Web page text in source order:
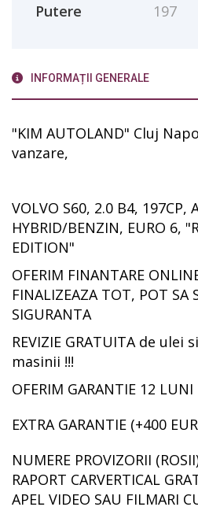
Putere
197
INFORMAȚII GENERALE
"KIM AUTOLAND" Cluj
vanzare,
VOLVO S60, 2.0 B4, 197CP,
HYBRID/BENZIN, EURO 6,
EDITION"
OFERIM FINANTARE
FINALIZEAZA TOT, POT SA
SIGURANTA
REVIZIE GRATUITA de
masinii !!!
OFERIM GARANTIE 12
EXTRA GARANTIE (+400
NUMERE PROVIZORII
RAPORT CARVERTICAL
APEL VIDEO SAU FILMARI